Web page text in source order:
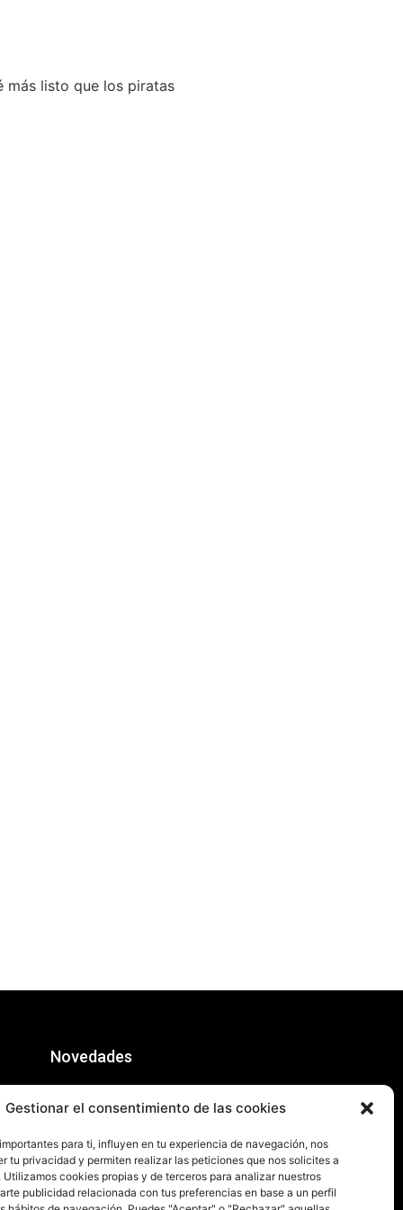
Gestionar el consentimiento de las cookies
para ti, influyen en tu experiencia de navegación, nos
tu privacidad y permiten realizar las peticiones que nos solicites a
cookies propias y de terceros para analizar nuestros
publicidad relacionada con tus preferencias en base a un perfil
más listo que los piratas
Novedades
junio 16, 2026
abril 27, 2026
Ya Está Hecho
marzo 13, 2026